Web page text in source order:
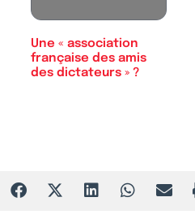
Une « association
française des amis
des dictateurs » ?